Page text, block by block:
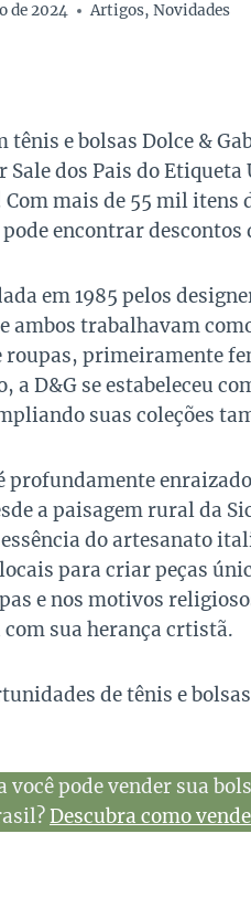
de 2024 Artigos,Novidades
tênis e bolsas Dolce &
Sale dos Pais do
mais de 55 mil
encontrar descontos
em 1985 pelos
ambos trabalhavam
primeiramente
a D&G se estabeleceu
suas coleções
profundamente
a paisagem rural da
do artesanato
para criar peças
e nos motivos
sua herança crtistã.
de tênis e
você pode vender sua
Descubra como